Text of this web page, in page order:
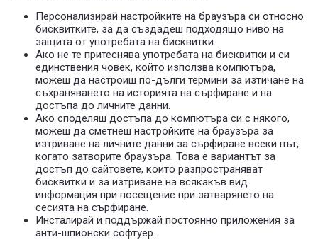
Персонализирай настройките на браузъра си относно
бисквитките, за да създадеш подходящо ниво на
защита от употребата на бисквитки.
Ако не те притеснява употребата на бисквитки и си
единствения човек, който използва компютъра,
можеш да настроиш по-дълги термини за изтичане на
съхраняването на историята на сърфиране и на
достъпа до личните данни.
Ако споделяш достъпа до компютъра си с някого,
можеш да сметнеш настройките на браузъра за
изтриване на личните данни за сърфиране всеки път,
когато затворите браузъра. Това е вариантът за
достъп до сайтовете, които разпространяват
бисквитки и за изтриване на всякакъв вид
информация при посещение при затварянето на
сесията на сърфиране.
Инсталирай и поддържай постоянно приложения за
анти-шпионски софтуер.